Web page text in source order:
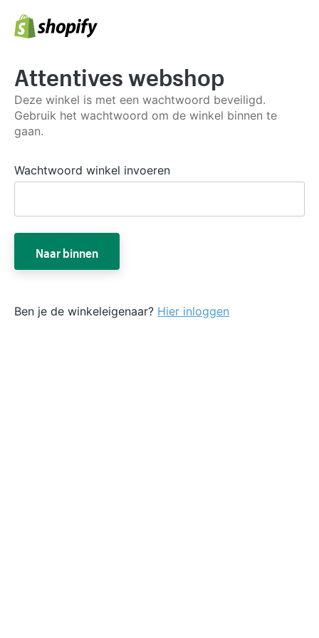
Attentives webshop
Deze winkel is met een wachtwoord beveiligd.
Gebruik het wachtwoord om de winkel binnen te
gaan.
Wachtwoord winkel invoeren
Naar binnen
Ben je de winkeleigenaar? Hier inloggen